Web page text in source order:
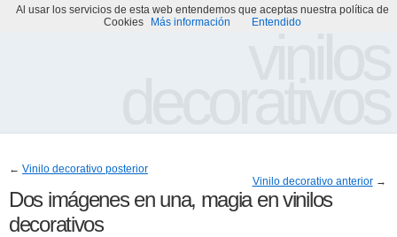
Portada Acerca de Galería de Vinilos Decorativos
← Vinilo decorativo posterior
Vinilo decorativo anterior→
Dos imágenes en una, magia en vinilos
decorativos
Al usar los servicios de esta web entendemos que aceptas nuestra política de
Cookies
Más información Entendido